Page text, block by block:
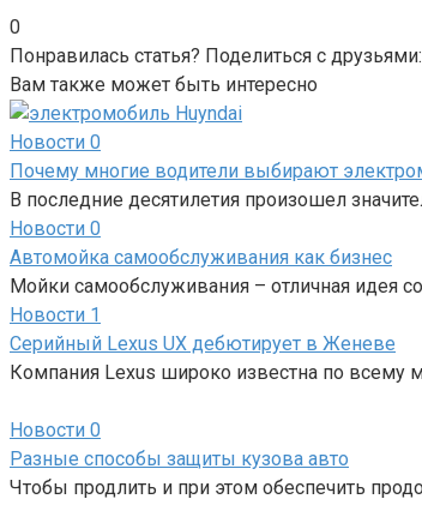
0
Понравилась статья? Поделиться с друзьями:
Вам также может быть интересно
Новости 0
Почему многие водители выбирают
В последние десятилетия произошел
Новости 0
Автомойка самообслуживания как бизнес
Мойки самообслуживания – отличная идея
Новости 1
Серийный Lexus UX дебютирует в Женеве
Компания Lexus широко известна по всему
Новости 0
Разные способы защиты кузова авто
Чтобы продлить и при этом обеспечить